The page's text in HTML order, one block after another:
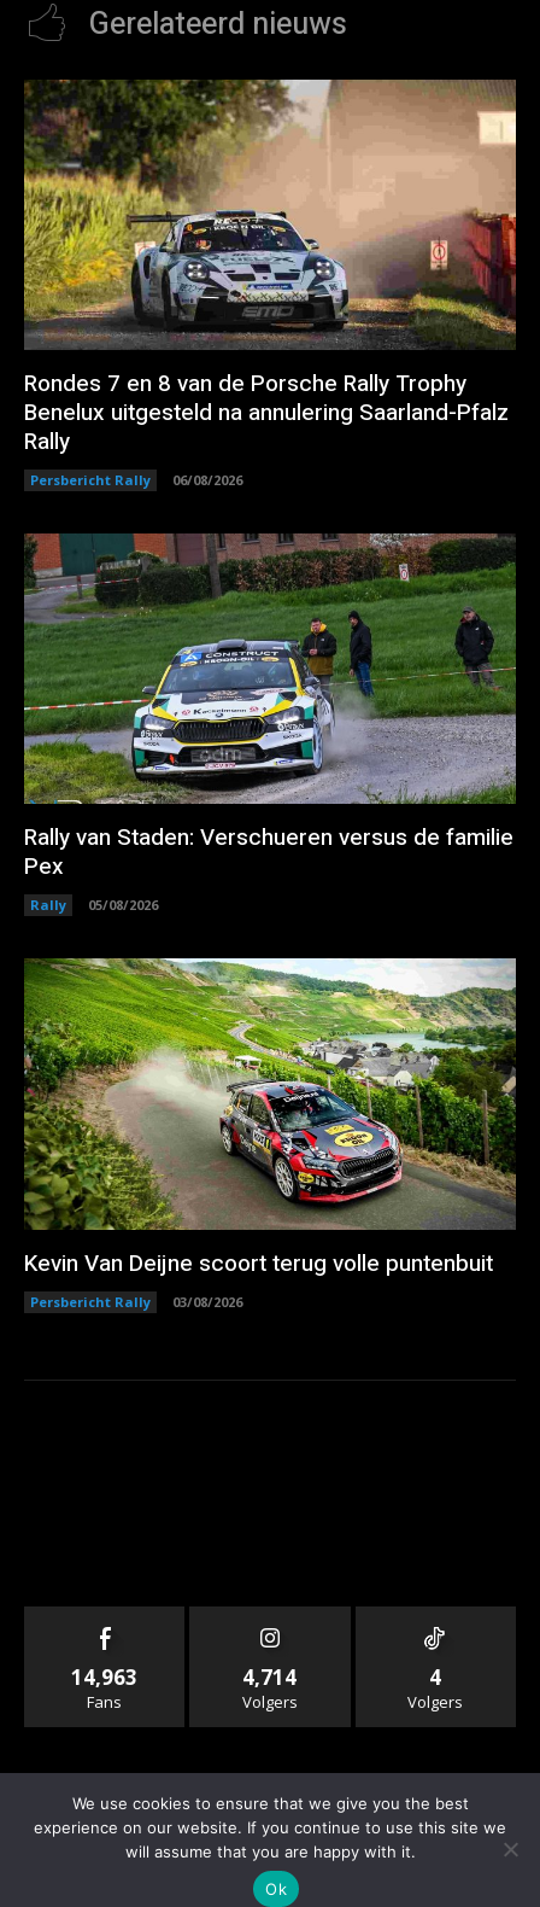
Gerelateerd nieuws
Rondes 7 en 8 van de Porsche Rally Trophy
Benelux uitgesteld na annulering Saarland-Pfalz
Rally
Persbericht Rally 06/08/2026
Rally van Staden: Verschueren versus de familie
Pex
Rally 05/08/2026
Kevin Van Deijne scoort terug volle puntenbuit
Persbericht Rally 03/08/2026
14,963
Fans
4,714
Volgers
4
Volgers
Info & Contact
We use cookies to ensure that we give you the best
experience on our website. If you continue to use this site we
will assume that you are happy with it.
Ok